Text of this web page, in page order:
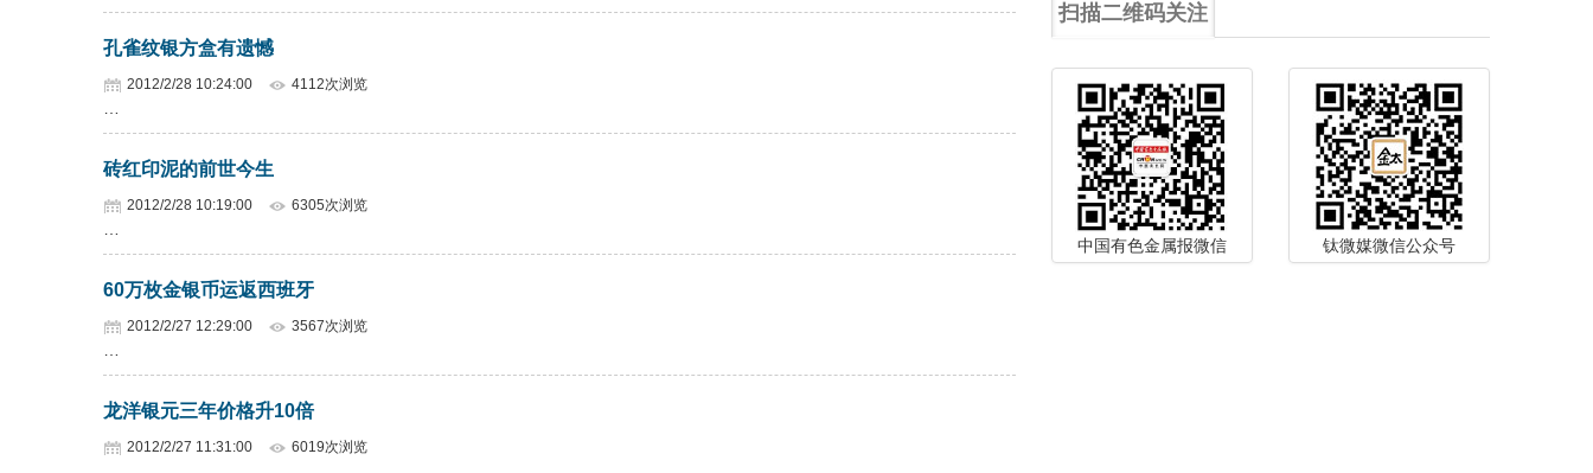
孔雀纹银方盒有遗憾
2012/2/28 10:24:00 4112次浏览
砖红印泥的前世今生
2012/2/28 10:19:00 6305次浏览
60万枚金银币运返西班牙
2012/2/27 12:29:00 3567次浏览
龙洋银元三年价格升10倍
2012/2/27 11:31:00 6019次浏览
扫描二维码关注
中国有色金属报微信 钛微媒微信公众号